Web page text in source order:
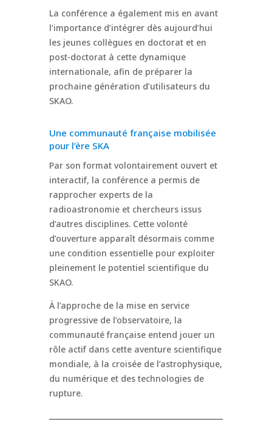
La conférence a également mis en avant
l’importance d’intégrer dès aujourd’hui
les jeunes collègues en doctorat et en
post-doctorat à cette dynamique
internationale, afin de préparer la
prochaine génération d’utilisateurs du
SKAO.
Une communauté française mobilisée
pour l’ère SKA
Par son format volontairement ouvert et
interactif, la conférence a permis de
rapprocher experts de la
radioastronomie et chercheurs issus
d’autres disciplines. Cette volonté
d’ouverture apparaît désormais comme
une condition essentielle pour exploiter
pleinement le potentiel scientifique du
SKAO.
À l’approche de la mise en service
progressive de l’observatoire, la
communauté française entend jouer un
rôle actif dans cette aventure scientifique
mondiale, à la croisée de l’astrophysique,
du numérique et des technologies de
rupture.